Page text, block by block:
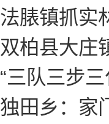
法脿镇抓实
双柏县大庄
“三队三步
独田乡：家